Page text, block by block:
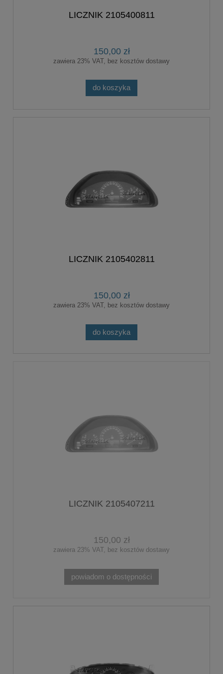
LICZNIK 2105400811
150,00 zł
zawiera 23% VAT, bez kosztów dostawy
do koszyka
LICZNIK 2105402811
150,00 zł
zawiera 23% VAT, bez kosztów dostawy
do koszyka
LICZNIK 2105407211
150,00 zł
zawiera 23% VAT, bez kosztów dostawy
powiadom o dostępności